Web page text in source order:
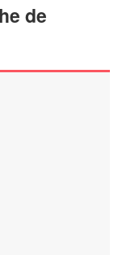
de